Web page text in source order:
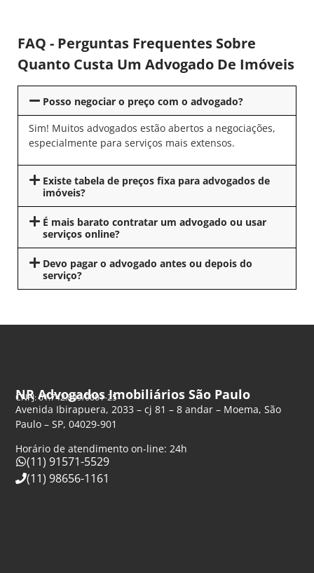
FAQ - Perguntas Frequentes Sobre
Quanto Custa Um Advogado De Imóveis
Posso negociar o preço com o advogado?
Sim! Muitos advogados estão abertos a negociações,
especialmente para serviços mais extensos.
Existe tabela de preços fixa para advogados de
imóveis?
É mais barato contratar um advogado ou usar
serviços online?
Devo pagar o advogado antes ou depois do
serviço?
NR Advogados Imobiliários São Paulo
CNPJ: 61.742.849/0001-25
Avenida Ibirapuera, 2033 – cj 81 – 8 andar – Moema, São
Paulo – SP, 04029-901
Horário de atendimento on-line: 24h
(11) 91571-5529
(11) 98656-1161